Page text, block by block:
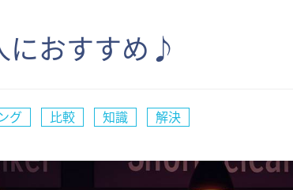
におすすめ♪
グ 比較 知識 解決